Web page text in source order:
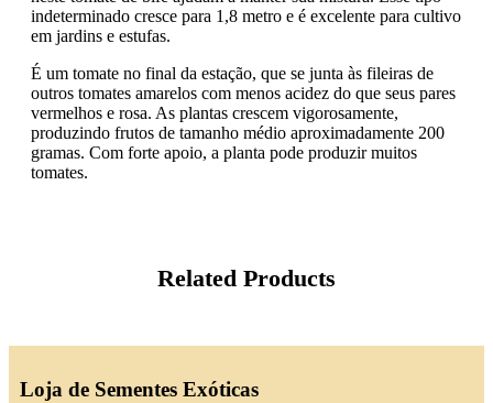
indeterminado cresce para 1,8 metro e é excelente para cultivo
em jardins e estufas.
É um tomate no final da estação, que se junta às fileiras de
outros tomates amarelos com menos acidez do que seus pares
vermelhos e rosa. As plantas crescem vigorosamente,
produzindo frutos de tamanho médio aproximadamente 200
gramas. Com forte apoio, a planta pode produzir muitos
tomates.
Related Products
Loja de Sementes Exóticas